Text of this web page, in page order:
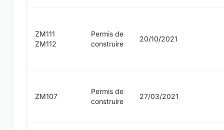
ZM111
ZM112
Permis de
construire
20/10/2021
ZM107
Permis de
construire
27/03/2021